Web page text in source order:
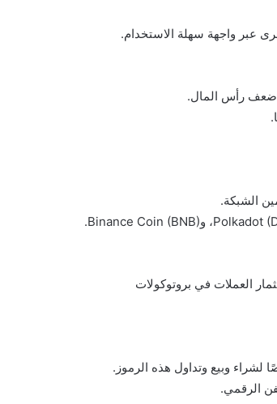
عبر واجهة سهلة الاستخدام.
الشبكة.
العملات في بروتوكولات